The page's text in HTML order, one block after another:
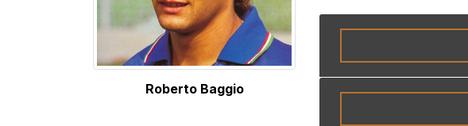
Roberto Baggio